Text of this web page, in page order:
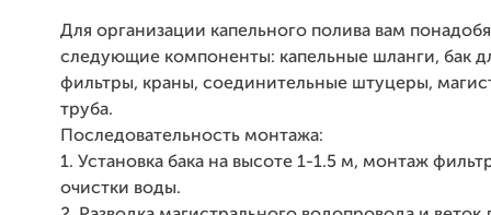
Для организации капельного полива вам
следующие компоненты: капельные шланги, бак
фильтры, краны, соединительные штуцеры,
труба.
Последовательность монтажа:
1. Установка бака на высоте 1-1.5 м, монтаж
очистки воды.